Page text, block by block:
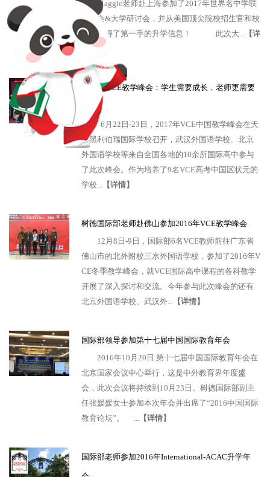
顾问Maggie老师赴上海参加了2017年世界名中学联
盟年会&大学研讨会，并从美国顶尖院校招生官和校
长处获得了第一手的升学信息！ 此次大... 【详
情】
2017年VCE教学峰会：学生需要成长，老师更需要
成长！
6月22日-23日，2017年VCE中国教学峰会在天
津黑利伯瑞国际学校召开，武汉外国语学校、北京
外国语学校等来自全国各地的10余所国际高中参与
了此次峰会。作为培养了9名VCE高考中国区状元的
学校... 【详情】
树德国际部老师赴佛山参加2016年VCE教学峰会
12月8日-9日，国际部6名VCE教师前往广东省
佛山市的北外附校三水外国语学校，参加了2016年V
CE冬季教学峰会，就VCE国际高中课程的各科教学
开展了深入探讨和交流。今年参与此次峰会的还有
北京外国语学校、武汉外... 【详情】
国际部领导参加第十七届中国国际教育年会
2016年10月20日 第十七届中国国际教育年会在
北京国家会议中心举行，这是中外教育界年度盛
会，此次会议将持续到10月23日。树德国际部副主
任张媛媛女士参加本次年会并出席了“2016中国国际
教育论坛”。 ... 【详情】
国际部老师参加2016年International-ACAC升学年